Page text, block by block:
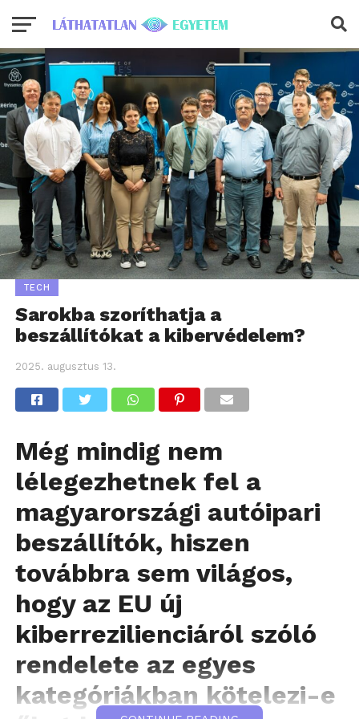
TECH
Sarokba szoríthatja a
beszállítókat a kibervédelem?
2025. augusztus 13.
Még mindig nem
lélegezhetnek fel a
magyarországi autóipari
beszállítók, hiszen
továbbra sem világos,
hogy az EU új
kiberrezilienciáról szóló
rendelete az egyes
kategóriákban kötelezi-e